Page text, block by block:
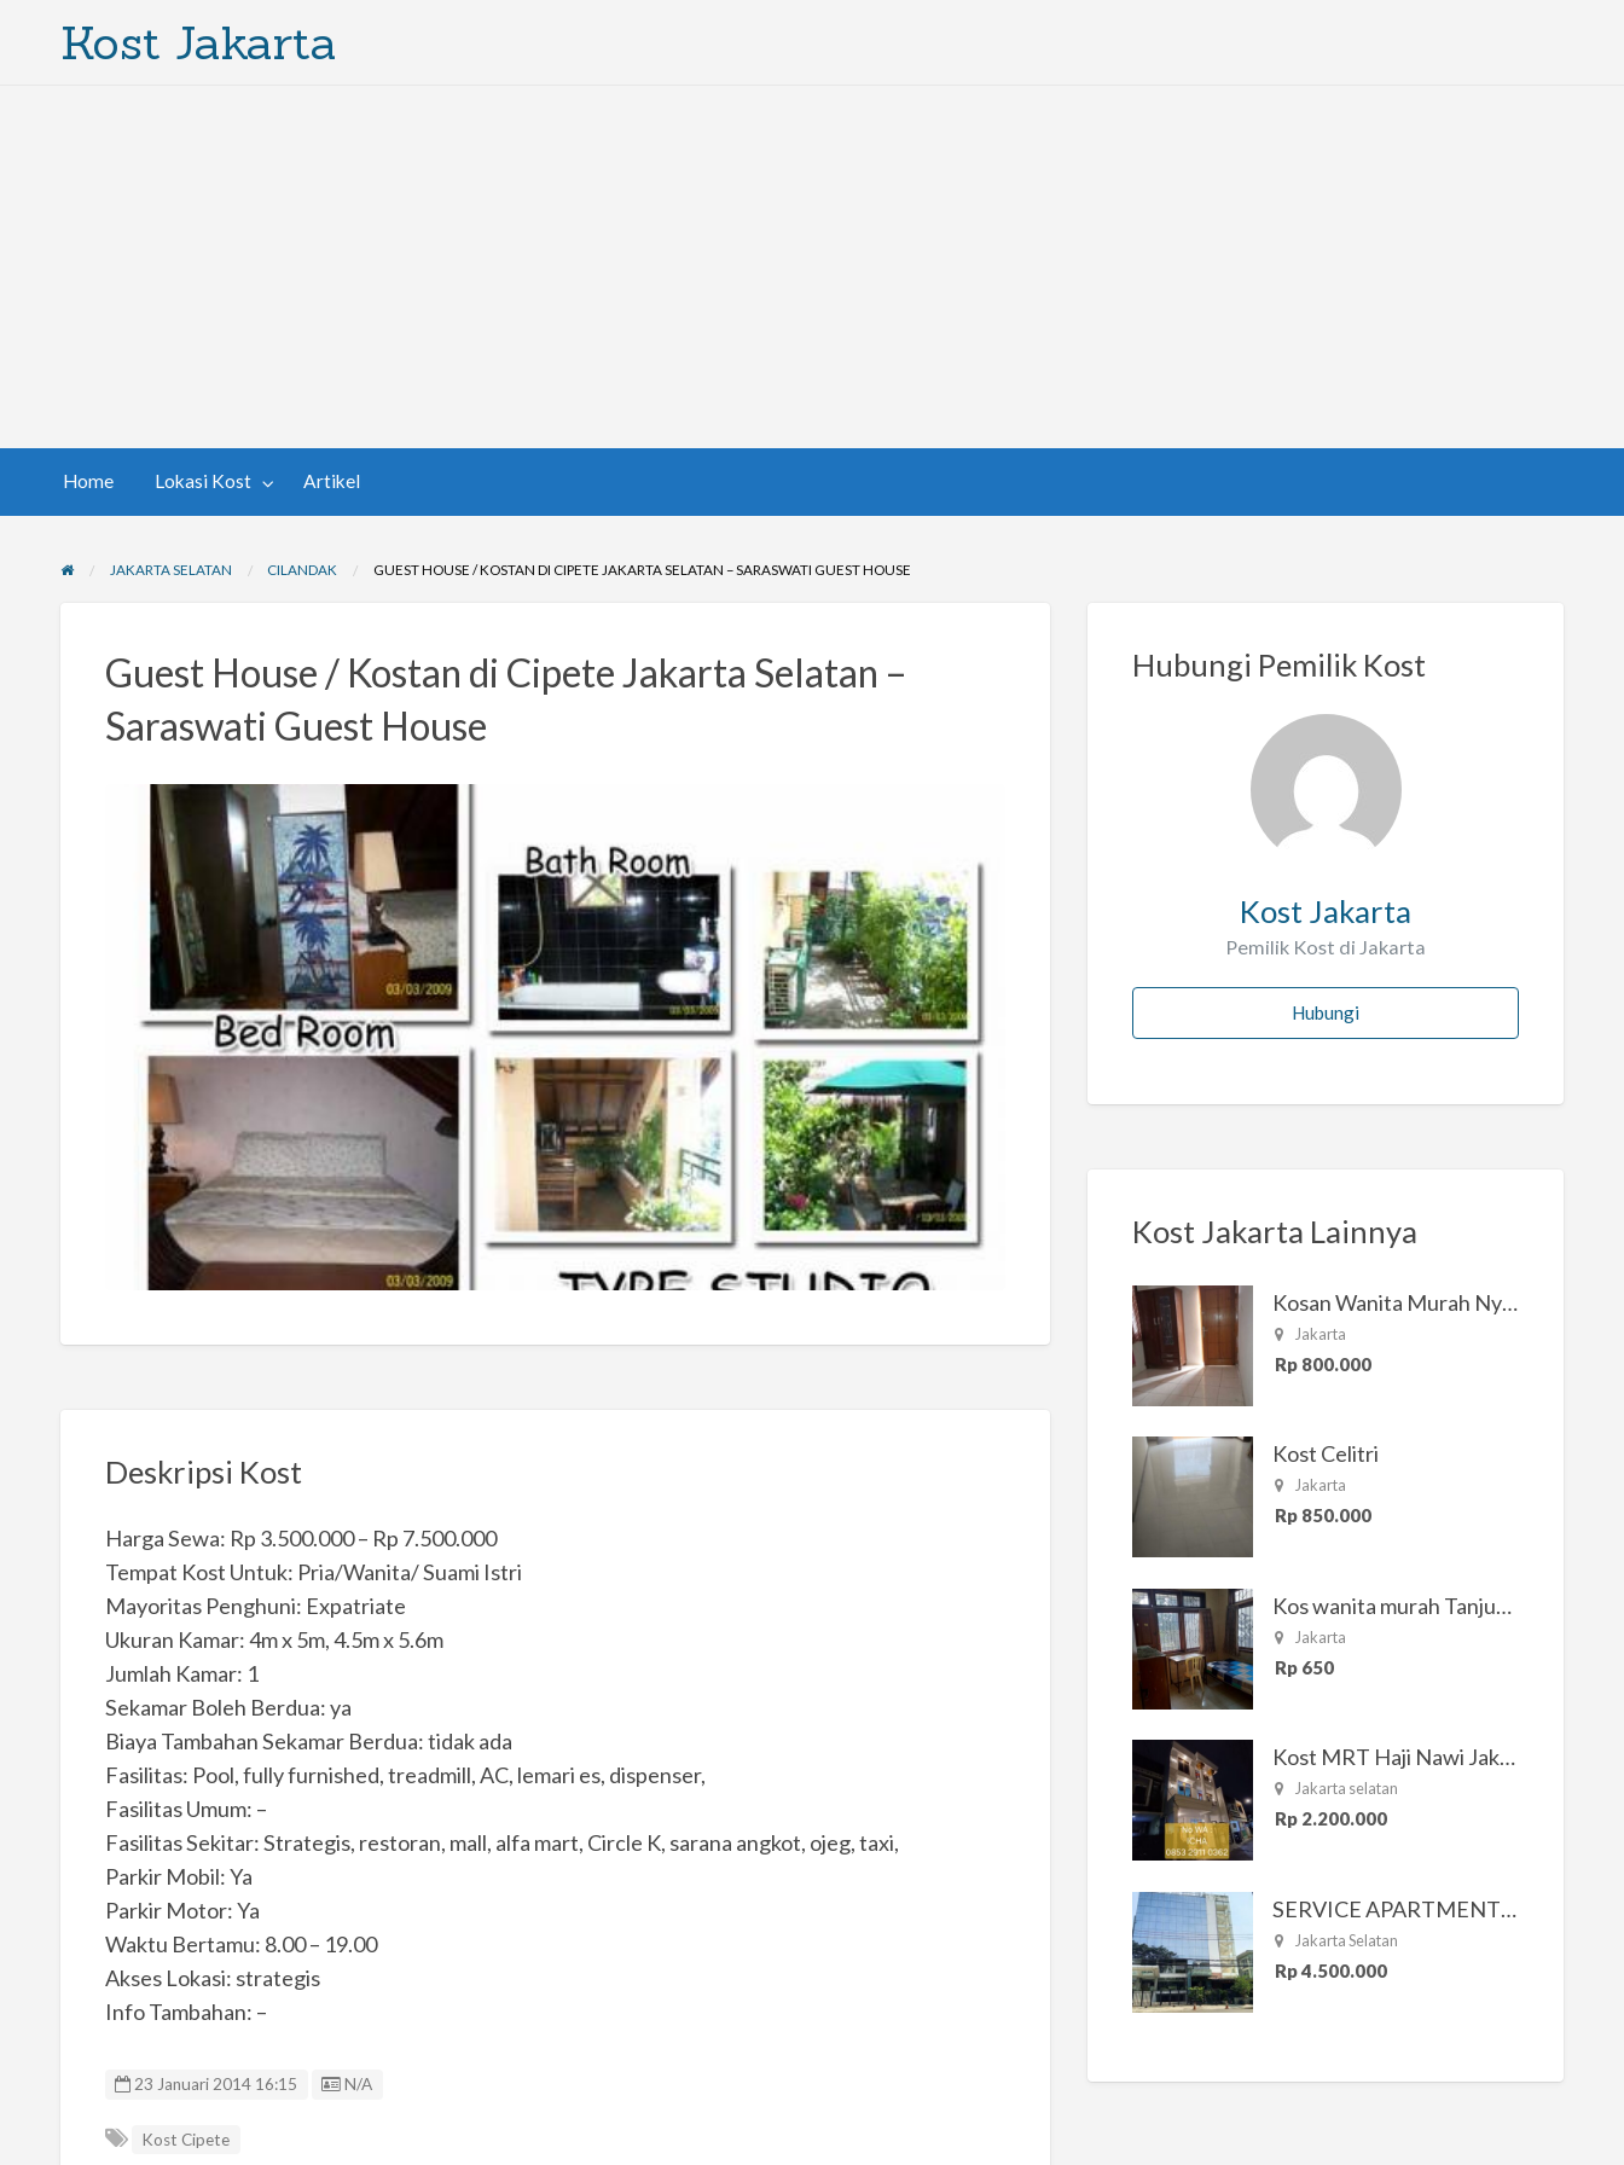
Kost Jakarta
Home Lokasi Kost Artikel
JAKARTA SELATAN CILANDAK GUEST HOUSE / KOSTAN DI CIPETE JAKARTA SELATAN – SARASWATI GUEST HOUSE
Guest House / Kostan di Cipete Jakarta Selatan –
Saraswati Guest House
Deskripsi Kost
Harga Sewa: Rp 3.500.000 – Rp 7.500.000
Tempat Kost Untuk: Pria/Wanita/ Suami Istri
Mayoritas Penghuni: Expatriate
Ukuran Kamar: 4m x 5m, 4.5m x 5.6m
Jumlah Kamar: 1
Sekamar Boleh Berdua: ya
Biaya Tambahan Sekamar Berdua: tidak ada
Fasilitas: Pool, fully furnished, treadmill, AC, lemari es, dispenser,
Fasilitas Umum: –
Fasilitas Sekitar: Strategis, restoran, mall, alfa mart, Circle K, sarana angkot, ojeg, taxi,
Parkir Mobil: Ya
Parkir Motor: Ya
Waktu Bertamu: 8.00 – 19.00
Akses Lokasi: strategis
Info Tambahan: –
23 Januari 2014 16:15 Listing ID
N/A
Kost Cipete
Hubungi Pemilik Kost
Kost Jakarta
Pemilik Kost di Jakarta
Hubungi
Kost Jakarta Lainnya
Kosan Wanita Murah Nyaman di Jakarta Selatan
Jakarta
Rp 800.000
Kost Celitri
Jakarta
Rp 850.000
Kos wanita murah Tanjung Duren Jakarta Barat
Jakarta
Rp 650
Kost MRT Haji Nawi Jakarta Selatan
Jakarta selatan
Rp 2.200.000
SERVICE APARTMENT SOUTH RESIDENCE
Jakarta Selatan
Rp 4.500.000